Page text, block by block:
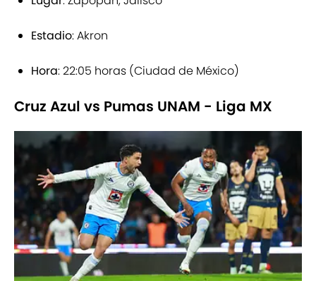
Estadio: Akron
Hora: 22:05 horas (Ciudad de México)
Cruz Azul vs Pumas UNAM - Liga MX